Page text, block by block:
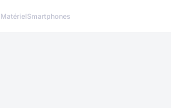
MatérielSmartphones